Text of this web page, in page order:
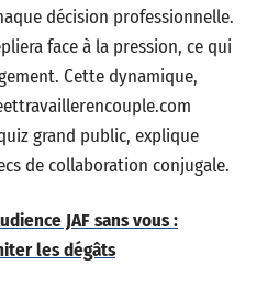
décision professionnelle.
face à la pression, ce qui
Cette dynamique,
grand public, explique
de collaboration conjugale.
JAF sans vous :
les dégâts